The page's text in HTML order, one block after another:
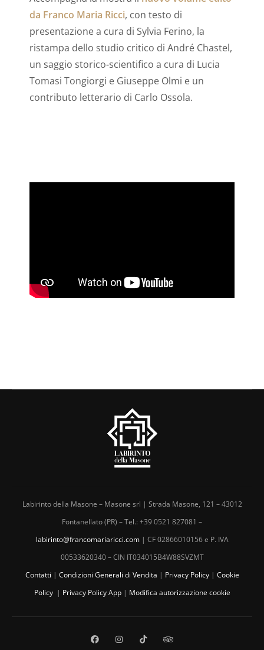
da Franco Maria Ricci, con testo di
presentazione a cura di Sylvia Ferino, la
ristampa dello studio critico di André Chastel,
un saggio storico-scientifico a cura di Lucia
Tomasi Tongiorgi e Giuseppe Olmi e un
contributo letterario di Carlo Ossola.
Labirinto della Masone – Masone srl | Strada Masone, 121 – 43012
Fontanellato (PR) – Tel.: +39 0521 827081 –
labirinto@francomariaricci.com| CF 02866010156 e P. IVA
00533620340 – CIN IT034015B4W88SVZMT
Contatti | Condizioni Generali di Vendita | Privacy Policy| Cookie
Policy | Privacy Policy App| Modifica autorizzazione cookie